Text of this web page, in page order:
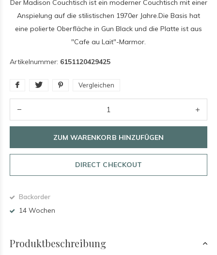
Der Madison Couchtisch ist ein moderner Couchtisch mit einer
Anspielung auf die stilistischen 1970er Jahre.Die Basis hat
eine polierte Oberfläche in Gun Black und die Platte ist aus
"Cafe au Lait"-Marmor.
Artikelnummer: 6151120429425
Vergleichen
ZUM WARENKORB HINZUFÜGEN
DIRECT CHECKOUT
Backorder
14 Wochen
Produktbeschreibung